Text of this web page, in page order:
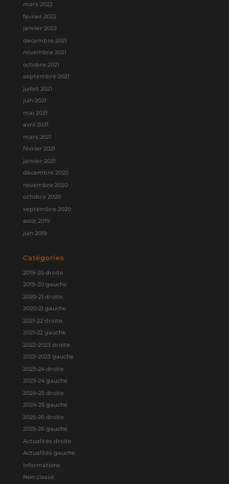
mars 2022
février 2022
janvier 2022
décembre 2021
novembre 2021
octobre 2021
septembre 2021
juillet 2021
juin 2021
mai 2021
avril 2021
mars 2021
février 2021
janvier 2021
décembre 2020
novembre 2020
octobre 2020
septembre 2020
août 2019
juin 2019
Catégories
2019-20 droite
2019-20 gauche
2020-21 droite
2020-21 gauche
2021-22 droite
2021-22 gauche
2022-2023 droite
2022-2023 gauche
2023-24 droite
2023-24 gauche
2024-25 droite
2024-25 gauche
2025-26 droite
2025-26 gauche
Actualités droite
Actualités gauche
Informations
Non classé